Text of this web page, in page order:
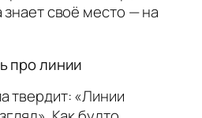
своё место — на
про линии
твердит: «Линии